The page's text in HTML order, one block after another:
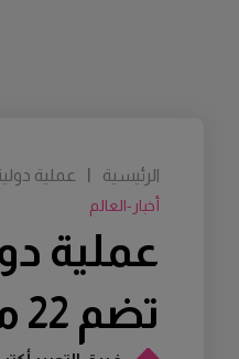
عملية
تضم 22 مليون مستخدم
أخبار-العالم
الرئيسية عملية